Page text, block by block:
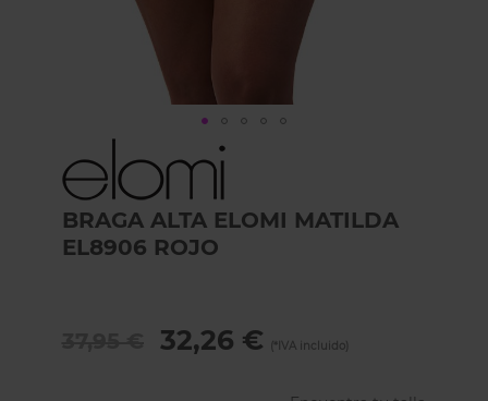
BRAGA ALTA ELOMI MATILDA
EL8906 ROJO
32,26 €
beginning